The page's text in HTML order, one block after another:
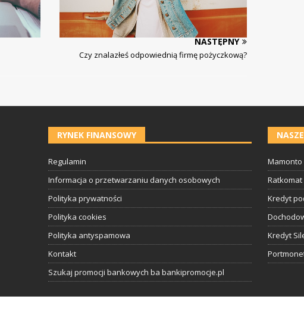
NASTĘPNY
Czy znalazłeś odpowiednią firmę pożyczkową?
RYNEK FINANSOWY
Regulamin
Informacja o przetwarzaniu danych osobowych
Polityka prywatności
Polityka cookies
Polityka antyspamowa
Kontakt
Szukaj promocji bankowych ba bankipromocje.pl
Mamonto
Ratkomat
Kredyt
Kredyt